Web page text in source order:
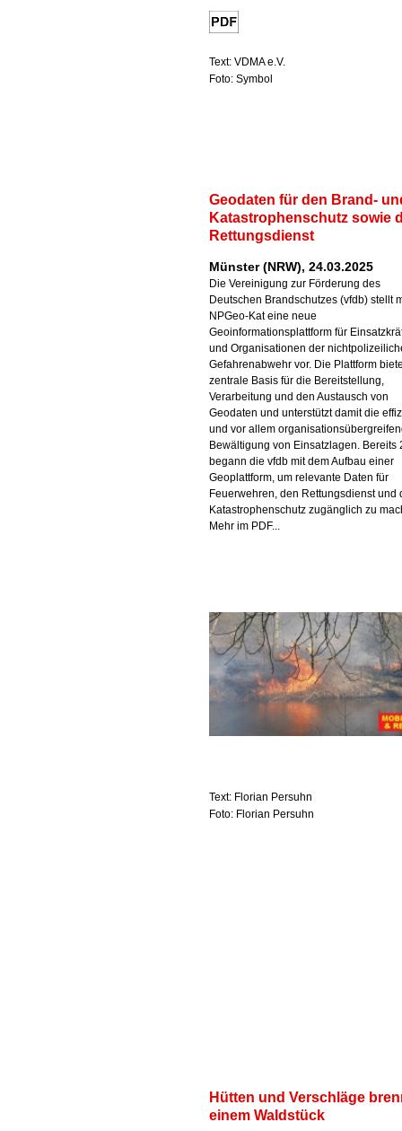
Text: VDMA e.V.
Foto: Symbol
Geodaten für den Brand-
Katastrophenschutz sowie
Rettungsdienst
Münster (NRW), 24.03.2025
Die Vereinigung zur Förderung des
Deutschen Brandschutzes (vfdb) stellt
NPGeo-Kat eine neue
Geoinformationsplattform für
und Organisationen der
Gefahrenabwehr vor. Die Plattform
zentrale Basis für die Bereitstellung,
Verarbeitung und den Austausch von
Geodaten und unterstützt damit die
und vor allem
Bewältigung von Einsatzlagen. Bereits
begann die vfdb mit dem Aufbau einer
Geoplattform, um relevante Daten für
Feuerwehren, den Rettungsdienst und
Katastrophenschutz zugänglich zu
Mehr im PDF...
Text: Florian Persuhn
Foto: Florian Persuhn
Hütten und Verschläge
einem Waldstück